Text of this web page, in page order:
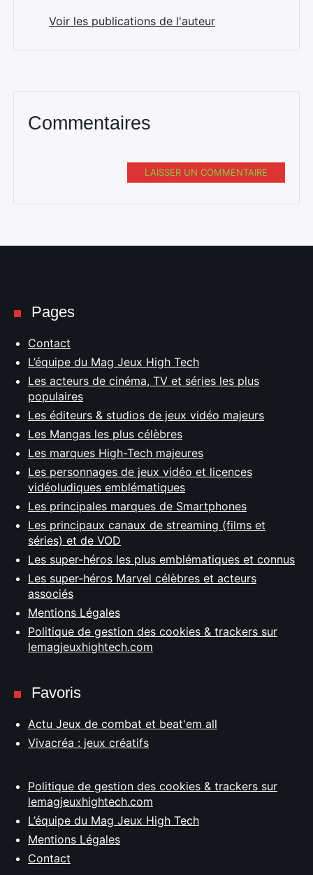
Voir les publications de l'auteur
Commentaires
LAISSER UN COMMENTAIRE
Pages
Contact
L’équipe du Mag Jeux High Tech
Les acteurs de cinéma, TV et séries les plus
populaires
Les éditeurs & studios de jeux vidéo majeurs
Les Mangas les plus célèbres
Les marques High-Tech majeures
Les personnages de jeux vidéo et licences
vidéoludiques emblématiques
Les principales marques de Smartphones
Les principaux canaux de streaming (films et
séries) et de VOD
Les super-héros les plus emblématiques et connus
Les super-héros Marvel célèbres et acteurs
associés
Mentions Légales
Politique de gestion des cookies & trackers sur
lemagjeuxhightech.com
Favoris
Actu Jeux de combat et beat'em all
Vivacréa : jeux créatifs
Politique de gestion des cookies & trackers sur
lemagjeuxhightech.com
L’équipe du Mag Jeux High Tech
Mentions Légales
Contact